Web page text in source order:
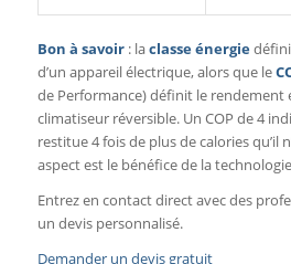
Bon à savoir: laclasse énergie
d’un appareil électrique, alors que le
de Performance) définit le rendement
climatiseur réversible. Un COP de 4
restitue 4 fois de plus de calories qu’il
aspect est le bénéfice de la
Entrez en contact direct avec des
un devis personnalisé.
Demander un devis gratuit